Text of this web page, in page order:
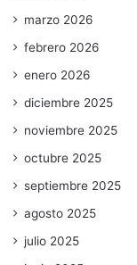
marzo 2026
febrero 2026
enero 2026
diciembre 2025
noviembre 2025
octubre 2025
septiembre 2025
agosto 2025
julio 2025